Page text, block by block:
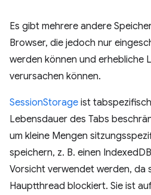
Es gibt mehrere andere
Browser, die jedoch nur
werden können und erhebliche
verursachen können.
SessionStorage ist
Lebensdauer des Tabs
um kleine Mengen
speichern, z. B. einen
Vorsicht verwendet werden, da
Hauptthread blockiert. Sie ist